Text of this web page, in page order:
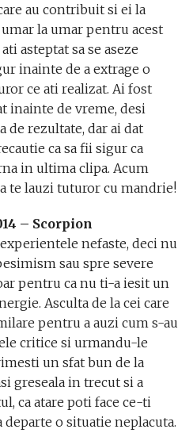
au contribuit si ei la
la umar pentru acest
asteptat sa se aseze
inainte de a extrage o
ce ati realizat. Ai fost
inainte de vreme, desi
de rezultate, dar ai dat
ca sa fii sigur ca
in ultima clipa. Acum
te lauzi tuturor cu mandrie!
– Scorpion
nefaste, deci nu
sau spre severe
pentru ca nu ti-a iesit un
Asculta de la cei care
pentru a auzi cum s-au
critice si urmandu-le
un sfat bun de la
greseala in trecut si a
ca atare poti face ce-ti
departe o situatie neplacuta.